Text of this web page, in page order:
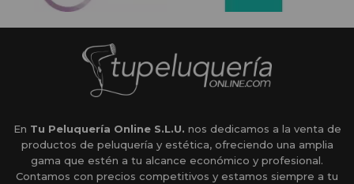
En Tu Peluquería Online S.L.U. nos dedicamos a la venta de
productos de peluquería y estética, ofreciendo una amplia
gama que estén a tu alcance económico y profesional.
Contamos con precios competitivos y estamos siempre a tu